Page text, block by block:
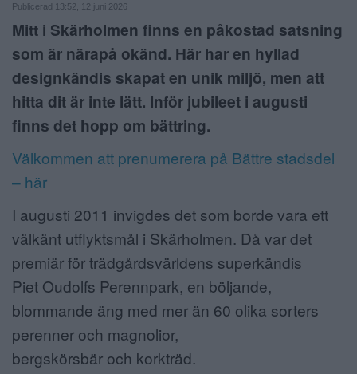
ANNONSERA
NÄRINGSLIV
MER
Publicerad 13:52, 12 juni 2026
Mitt i Skärholmen finns en påkostad satsning
som är närapå okänd. Här har en hyllad
designkändis skapat en unik miljö, men att
hitta dit är inte lätt. Inför jubileet i augusti
finns det hopp om bättring.
Välkommen att prenumerera på Bättre stadsdel
– här
I augusti 2011 invigdes det som borde vara ett
välkänt utflyktsmål i Skärholmen. Då var det
premiär för trädgårdsvärldens superkändis
Piet Oudolfs Perennpark, en böljande,
blommande äng med mer än 60 olika sorters
perenner och magnolior,
bergskörsbär och korkträd.